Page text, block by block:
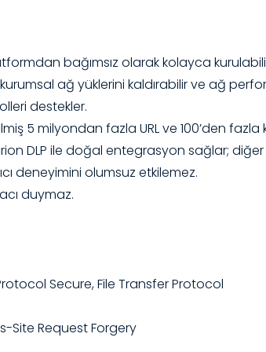
bağımsız olarak kolayca kurulabilir
ağ yüklerini kaldırabilir ve ağ
destekler.
5 milyondan fazla URL ve 100’den
DLP ile doğal entegrasyon sağlar;
deneyimini olumsuz etkilemez.
duymaz.
Secure, File Transfer Protocol
Site Request Forgery